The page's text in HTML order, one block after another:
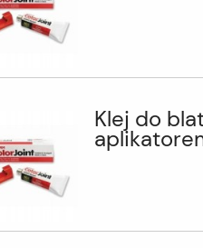
Klej do